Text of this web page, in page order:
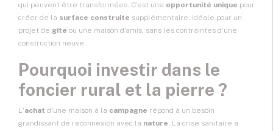
qui peuvent être transformées. C'est une opportunité unique pour
créer de la surface construite supplémentaire, idéale pour un
projet de gîte ou une maison d'amis, sans les contraintes d'une
construction neuve.
Pourquoi investir dans le
foncier rural et la pierre ?
L'achat d'une maison à la campagne répond à un besoin
grandissant de reconnexion avec la nature. La crise sanitaire a